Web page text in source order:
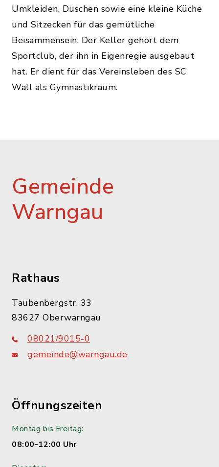
Umkleiden, Duschen sowie eine kleine Küche
und Sitzecken für das gemütliche
Beisammensein. Der Keller gehört dem
Sportclub, der ihn in Eigenregie ausgebaut
hat. Er dient für das Vereinsleben des SC
Wall als Gymnastikraum.
Gemeinde
Warngau
Rathaus
Taubenbergstr. 33
83627 Oberwarngau
08021/9015-0
gemeinde@warngau.de
Öffnungszeiten
Montag bis Freitag:
08:00-12:00 Uhr